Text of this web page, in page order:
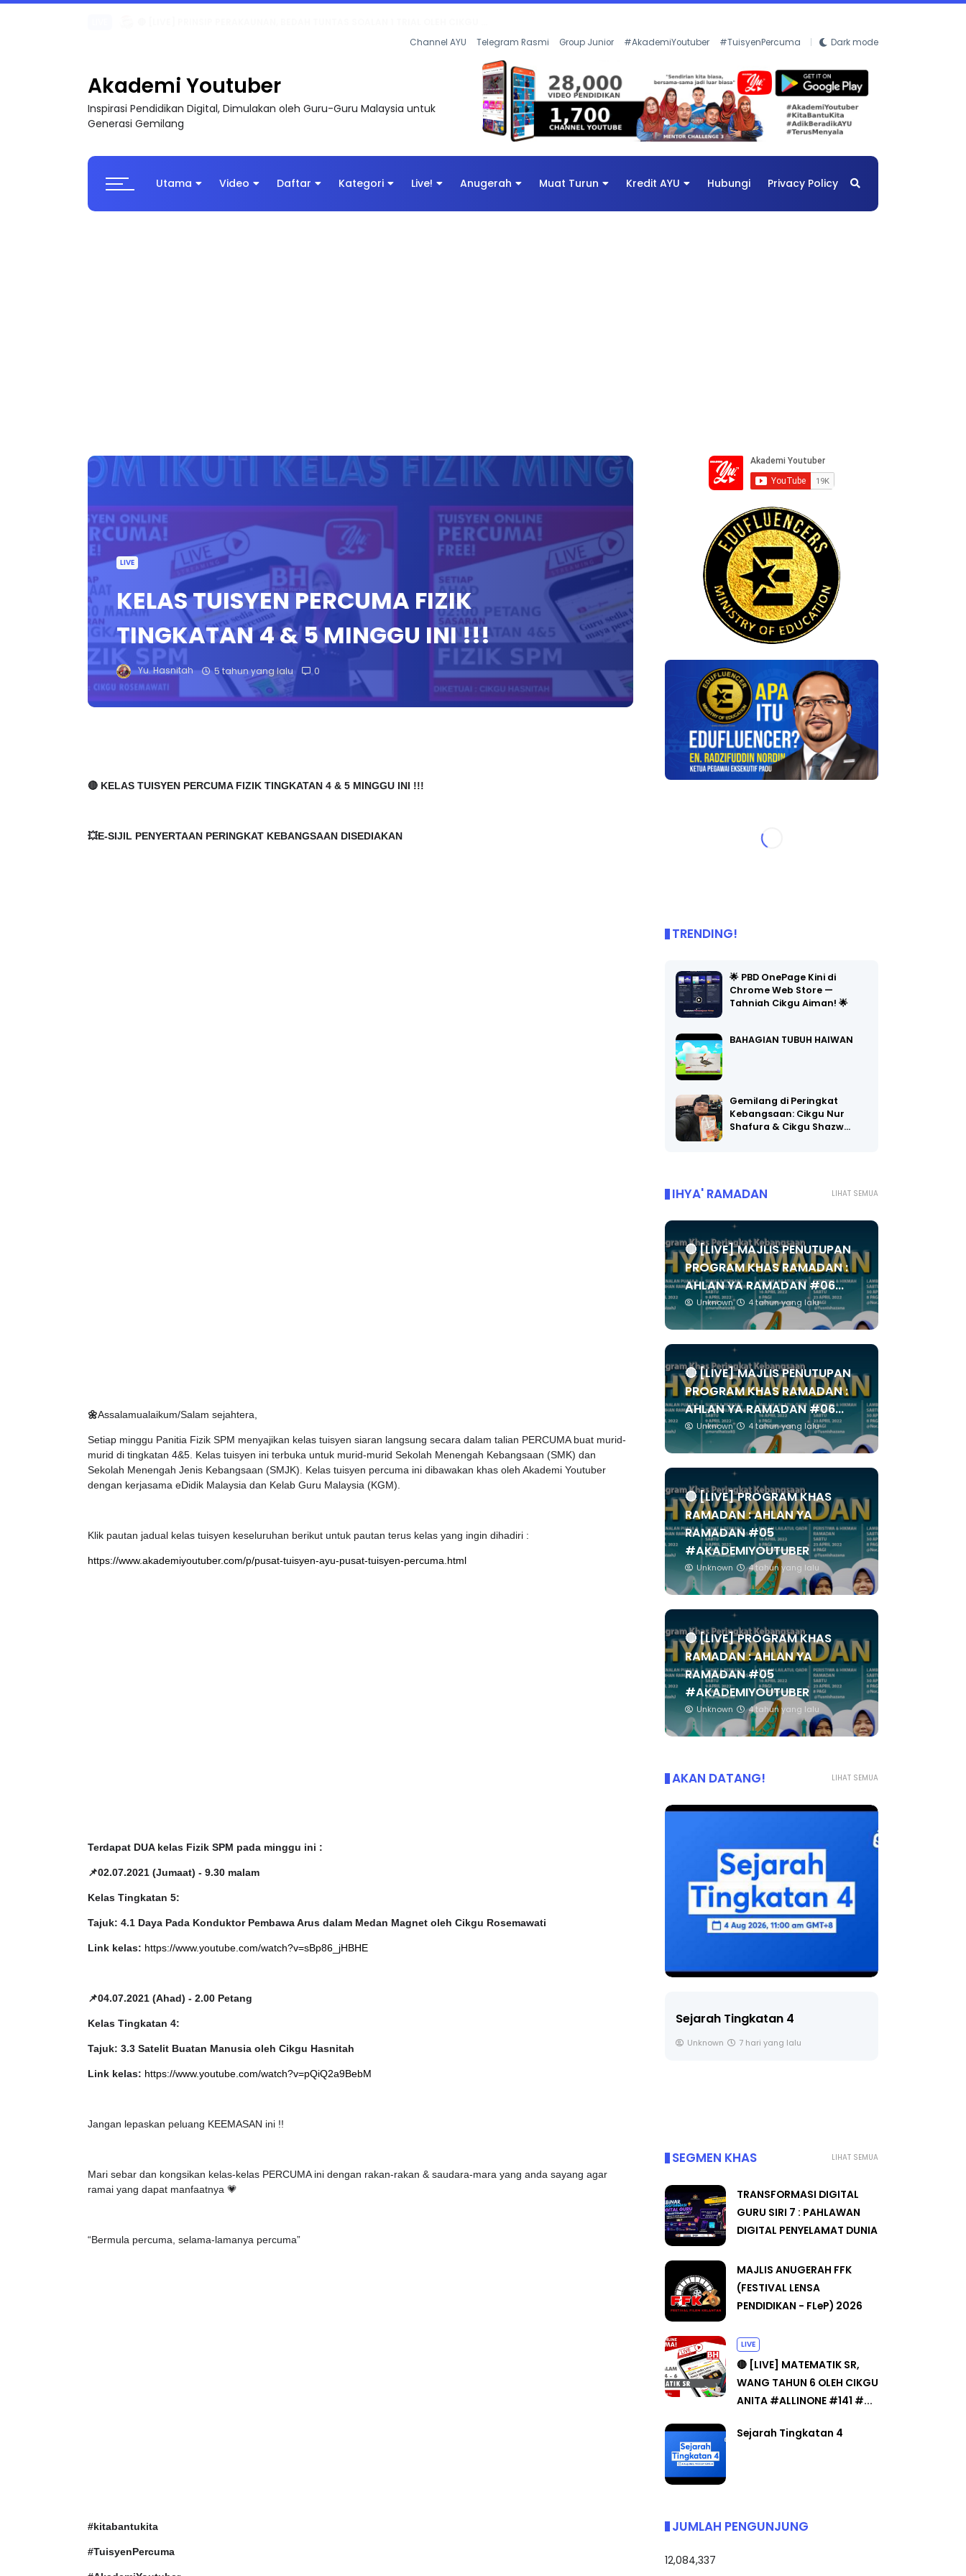
Channel AYU Telegram Rasmi Group Junior #AkademiYoutuber #TuisyenPercuma Dark mode
Akademi Youtuber
Inspirasi Pendidikan Digital, Dimulakan oleh Guru-Guru Malaysia untuk
Generasi Gemilang
Utama Video Daftar Kategori Live! Anugerah Muat Turun Kredit AYU Hubungi Privacy Policy
LIVE
KELAS TUISYEN PERCUMA FIZIK
TINGKATAN 4 & 5 MINGGU INI !!!
Yu. Hasnitah 5 tahun yang lalu 0
🔴 KELAS TUISYEN PERCUMA FIZIK TINGKATAN 4 & 5 MINGGU INI !!!
💥E-SIJIL PENYERTAAN PERINGKAT KEBANGSAAN DISEDIAKAN
🌼Assalamualaikum/Salam sejahtera,
Setiap minggu Panitia Fizik SPM menyajikan kelas tuisyen siaran langsung secara dalam talian PERCUMA buat murid-
murid di tingkatan 4&5. Kelas tuisyen ini terbuka untuk murid-murid Sekolah Menengah Kebangsaan (SMK) dan
Sekolah Menengah Jenis Kebangsaan (SMJK). Kelas tuisyen percuma ini dibawakan khas oleh Akademi Youtuber
dengan kerjasama eDidik Malaysia dan Kelab Guru Malaysia (KGM).
Klik pautan jadual kelas tuisyen keseluruhan berikut untuk pautan terus kelas yang ingin dihadiri :
https://www.akademiyoutuber.com/p/pusat-tuisyen-ayu-pusat-tuisyen-percuma.html
Terdapat DUA kelas Fizik SPM pada minggu ini :
📌02.07.2021 (Jumaat) - 9.30 malam
Kelas Tingkatan 5:
Tajuk: 4.1 Daya Pada Konduktor Pembawa Arus dalam Medan Magnet oleh Cikgu Rosemawati
Link kelas: https://www.youtube.com/watch?v=sBp86_jHBHE
📌04.07.2021 (Ahad) - 2.00 Petang
Kelas Tingkatan 4:
Tajuk: 3.3 Satelit Buatan Manusia oleh Cikgu Hasnitah
Link kelas: https://www.youtube.com/watch?v=pQiQ2a9BebM
Jangan lepaskan peluang KEEMASAN ini !!
Mari sebar dan kongsikan kelas-kelas PERCUMA ini dengan rakan-rakan & saudara-mara yang anda sayang agar
ramai yang dapat manfaatnya 💗
“Bermula percuma, selama-lamanya percuma”
#kitabantukita
#TuisyenPercuma
TRENDING!
🌟 PBD OnePage Kini di
Chrome Web Store —
Tahniah Cikgu Aiman! 🌟
BAHAGIAN TUBUH HAIWAN
Gemilang di Peringkat
Kebangsaan: Cikgu Nur
Shafura & Cikgu Shazw…
LIHAT SEMUA
IHYA' RAMADAN
🔴 [LIVE] MAJLIS PENUTUPAN
PROGRAM KHAS RAMADAN :
AHLAN YA RAMADAN #06...
Unknown 4 tahun yang lalu
🔴 [LIVE] MAJLIS PENUTUPAN
PROGRAM KHAS RAMADAN :
AHLAN YA RAMADAN #06...
Unknown 4 tahun yang lalu
🔴 [LIVE] PROGRAM KHAS
RAMADAN : AHLAN YA
RAMADAN #05
#AKADEMIYOUTUBER
Unknown 4 tahun yang lalu
🔴 [LIVE] PROGRAM KHAS
RAMADAN : AHLAN YA
RAMADAN #05
#AKADEMIYOUTUBER
Unknown 4 tahun yang lalu
LIHAT SEMUA
AKAN DATANG!
PROFESIONAL 8 :
MALAYSIA
10 hari yang lalu
FLeP) 2026
Unknown 5 hari yang lalu
Sejarah Tingkatan 4
Unknown 7 hari yang lalu
LIHAT SEMUA
SEGMEN KHAS
TRANSFORMASI DIGITAL
GURU SIRI 7 : PAHLAWAN
DIGITAL PENYELAMAT DUNIA
MAJLIS ANUGERAH FFK
(FESTIVAL LENSA
PENDIDIKAN - FLeP) 2026
LIVE
🔴 [LIVE] MATEMATIK SR,
WANG TAHUN 6 OLEH CIKGU
ANITA #ALLINONE #141 #...
Sejarah Tingkatan 4
JUMLAH PENGUNJUNG
12,084,337